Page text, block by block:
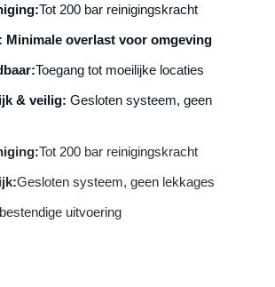
Tot 200 bar reinigingskracht
Minimale overlast voor omgeving
Toegang tot moeilijke locaties
& veilig: Gesloten systeem, geen
Tot 200 bar reinigingskracht
Gesloten systeem, geen lekkages
uitvoering